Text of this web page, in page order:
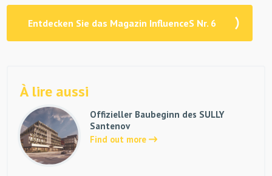
Entdecken Sie das Magazin InfluenceS Nr. 6
À lire aussi
Offizieller Baubeginn des SULLY
Santenov
Find out more